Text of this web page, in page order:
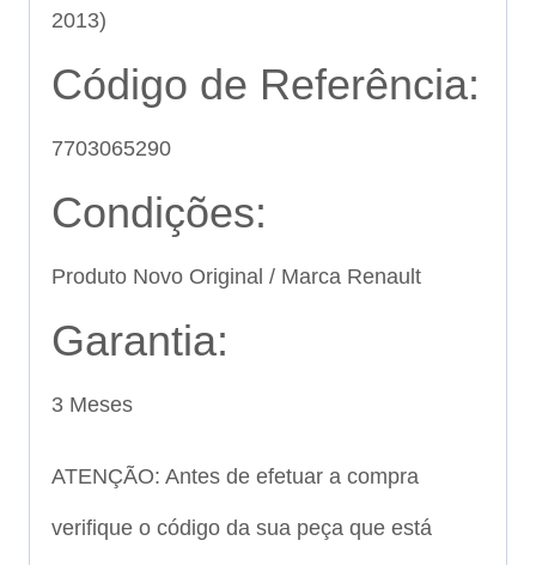
2013)
Código de Referência:
7703065290
Condições:
Produto Novo Original / Marca Renault
Garantia:
3 Meses
ATENÇÃO: Antes de efetuar a compra
verifique o código da sua peça que está